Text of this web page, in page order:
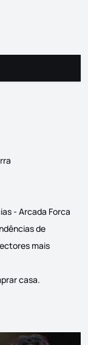
- Arcada Forca
de
mais
casa.